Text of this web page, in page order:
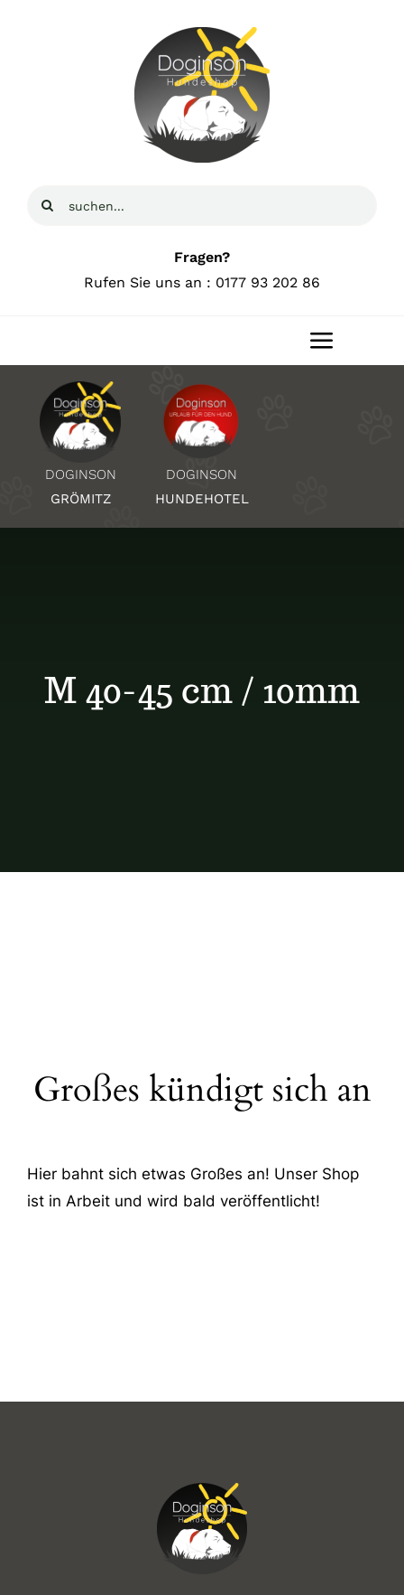
Suche
Fragen?
Rufen Sie uns an : 0177 93 202 86
Toggle
Home
Über Uns
DOGINSON
GRÖMITZ
DOGINSON
HUNDEHOTEL
M 40-45 cm / 10mm
Großes kündigt sich an
Hier bahnt sich etwas Großes an! Unser Shop
ist in Arbeit und wird bald veröffentlicht!